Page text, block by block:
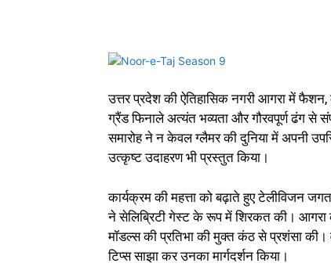
उत्तर प्रदेश की ऐतिहासिक नगरी आगरा में फैशन,
ग्रैंड फिनाले अत्यंत भव्यता और गौरवपूर्ण ढंग से
समारोह ने न केवल ग्लैमर की दुनिया में अपनी
उत्कृष्ट उदाहरण भी प्रस्तुत किया।
कार्यक्रम की महत्ता को बढ़ाते हुए टेलीविजन
ने सेलिब्रिटी गेस्ट के रूप में शिरकत की। आगरा
मॉडल्स की प्रतिभा की मुक्त कंठ से प्रशंसा की।
टिप्स साझा कर उनका मार्गदर्शन किया।